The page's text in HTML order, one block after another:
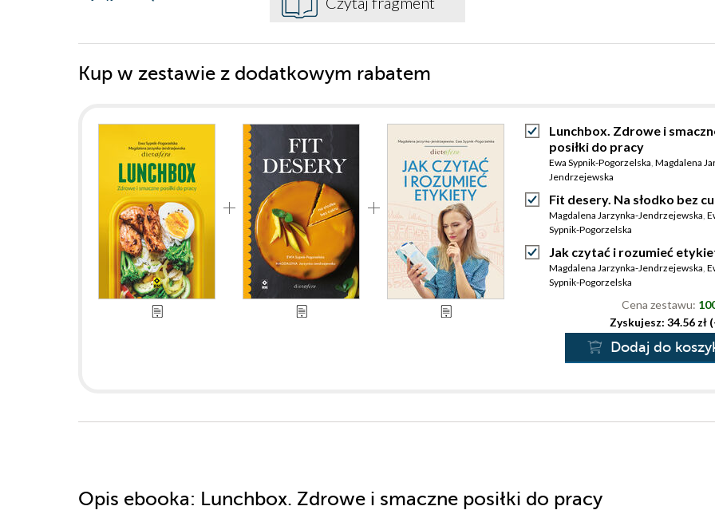
Kup w zestawie z dodatkowym rabatem
Lunchbox. Zdrowe i
posiłki do pracy
Ewa Sypnik-Pogorzelska, Magdalena
Jendrzejewska
Fit desery. Na słodko bez
Magdalena Jarzynka-Jendrzejewska,
Sypnik-Pogorzelska
Jak czytać i rozumieć
Magdalena Jarzynka-Jendrzejewska,
Sypnik-Pogorzelska
Cena zestawu:
Zyskujesz: 34.56 zł
Dodaj do
Opis ebooka: Lunchbox. Zdrowe i smaczne posiłki do pracy